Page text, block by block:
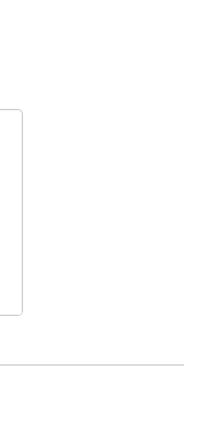
New Books)
management